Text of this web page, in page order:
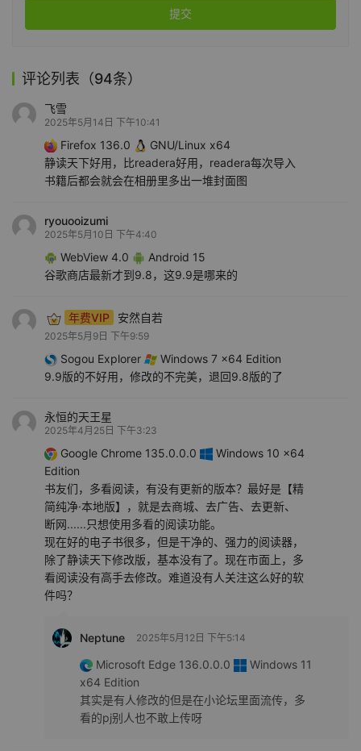
提交
评论列表（94条）
飞雪
2025年5月14日 下午10:41
Firefox 136.0
GNU/Linux x64
静读天下好用，比readera好用，readera每次导入
书籍后都会就会在相册里多出一堆封面图
ryouooizumi
2025年5月10日 下午4:40
WebView 4.0
Android 15
谷歌商店最新才到9.8，这9.9是哪来的
年费VIP 安然自若
2025年5月9日 下午9:59
Sogou Explorer
Windows 7 x64 Edition
9.9版的不好用，修改的不完美，退回9.8版的了
永恒的天王星
2025年4月25日 下午3:23
Google Chrome 135.0.0.0
Windows 10 x64
Edition
书友们，多看阅读，有没有更新的版本？最好是【精
简纯净·本地版】，就是去商城、去广告、去更新、
断网......只想使用多看的阅读功能。
现在好的电子书很多，但是干净的、强力的阅读器，
除了静读天下修改版，基本没有了。现在市面上，多
看阅读没有高手去修改。难道没有人关注这么好的软
件吗？
Neptune 2025年5月12日 下午5:14
Microsoft Edge 136.0.0.0
Windows 11
x64 Edition
其实是有人修改的但是在小论坛里面流传，多
看的pj别人也不敢上传呀